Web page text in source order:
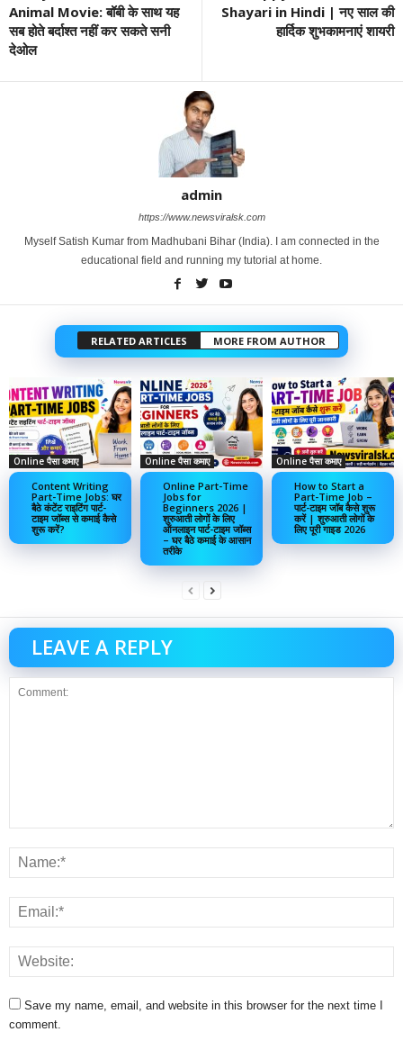
Animal Movie: बॉबी के साथ यह
सब होते बर्दाश्त नहीं कर सकते सनी
देओल
Shayari in Hindi | नए साल की
हार्दिक शुभकामनाएं शायरी
admin
https://www.newsviralsk.com
Myself Satish Kumar from Madhubani Bihar (India). I am connected in the
educational field and running my tutorial at home.
RELATED ARTICLES MORE FROM AUTHOR
Online पैसा कमाए
Content Writing
Part-Time Jobs: घर
बैठे कंटेंट राइटिंग पार्ट-
टाइम जॉब्स से कमाई कैसे
शुरू करें?
Online पैसा कमाए
Online Part-Time
Jobs for
Beginners 2026 |
शुरुआती लोगों के लिए
ऑनलाइन पार्ट-टाइम जॉब्स
– घर बैठे कमाई के आसान
तरीके
Online पैसा कमाए
How to Start a
Part-Time Job –
पार्ट-टाइम जॉब कैसे शुरू
करें | शुरुआती लोगों के
लिए पूरी गाइड 2026
LEAVE A REPLY
Save my name, email, and website in this browser for the next time I
comment.